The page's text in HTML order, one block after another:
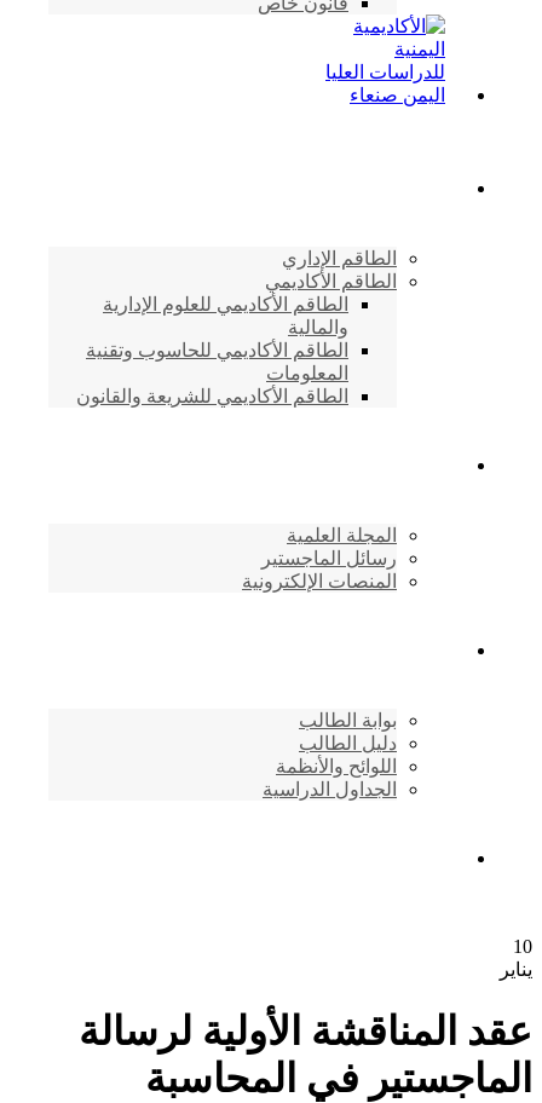
الطاقم الإداري
الطاقم الأكاديمي
الطاقم الأكاديمي للعلوم الإدارية
والمالية
الطاقم الأكاديمي للحاسوب وتقنية
المعلومات
الطاقم الأكاديمي للشريعة والقانون
المجلة العلمية
رسائل الماجستير
المنصات الإلكترونية
بوابة الطالب
دليل الطالب
اللوائح والأنظمة
الجداول الدراسية
10
يناير
عقد المناقشة الأولية لرسالة
الماجستير في المحاسبة